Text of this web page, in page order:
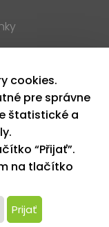
práva vyhradené
design by MFP
služieb,
cookies.
pre správne
štatistické a
“Přijať”.
na tlačítko
Prijať